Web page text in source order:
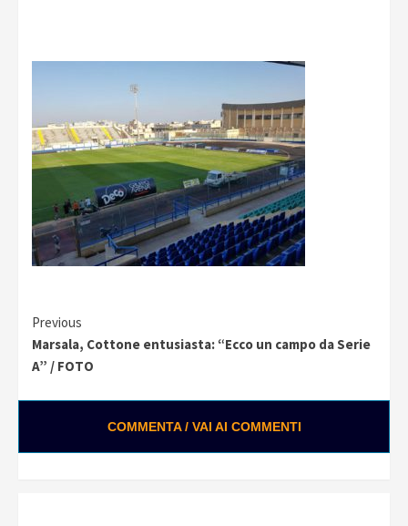
Continue
Reading
Previous
Marsala, Cottone entusiasta: “Ecco un campo da Serie
A” / FOTO
COMMENTA / VAI AI COMMENTI
0:02 / 0:28